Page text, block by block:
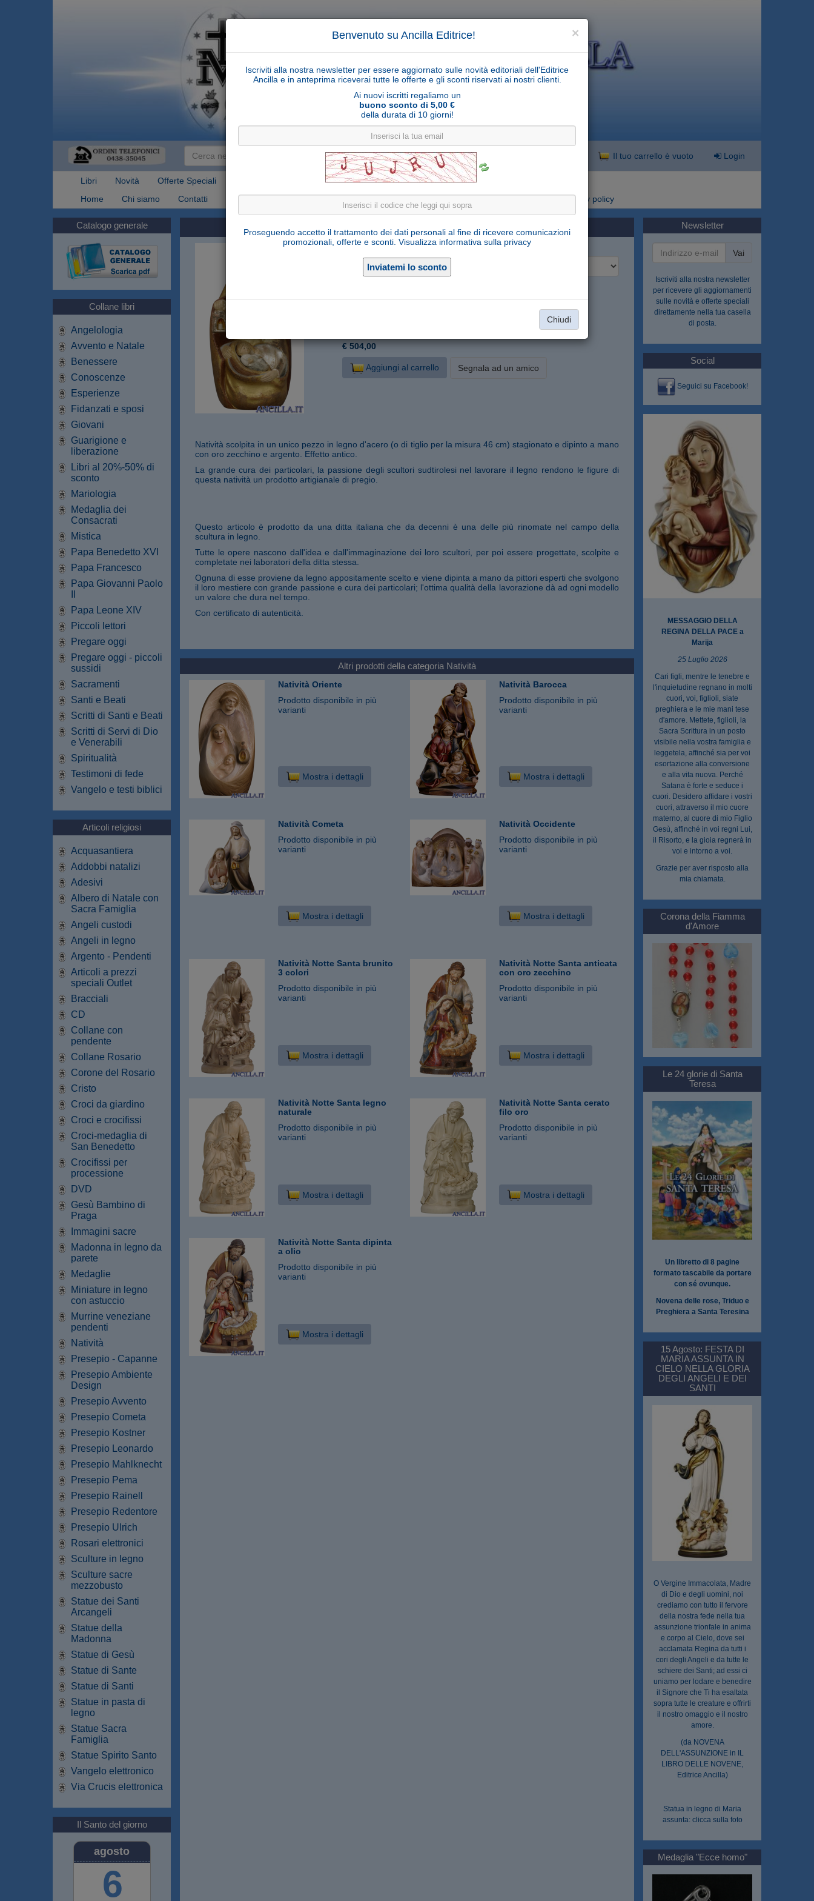
×
Benvenuto su Ancilla Editrice!
Iscriviti alla nostra newsletter per essere aggiornato sulle novità editoriali dell'Editrice
Ancilla e in anteprima riceverai tutte le offerte e gli sconti riservati ai nostri clienti.
Ai nuovi iscritti regaliamo un
buono sconto di 5,00 €
della durata di 10 giorni!
Proseguendo accetto il trattamento dei dati personali al fine di ricevere comunicazioni
promozionali, offerte e sconti. Visualizza informativa sulla privacy
Chiudi
Cerca Il tuo carrello è vuoto Login
Libri Novità Offerte Speciali Collane libri
Articoli religiosi
Home
Chi siamo Contatti Spedizioni Privacy policy
Catalogo generale
Collane libri
Angelologia
Avvento e Natale
Benessere
Conoscenze
Esperienze
Fidanzati e sposi
Giovani
Guarigione e
liberazione
Libri al 20%-50% di
sconto
Mariologia
Medaglia dei
Consacrati
Mistica
Papa Benedetto XVI
Papa Francesco
Papa Giovanni Paolo
Papa Leone XIV
Piccoli lettori
Pregare oggi
Pregare oggi - piccoli
sussidi
Sacramenti
Santi e Beati
Scritti di Santi e Beati
Scritti di Servi di Dio
e Venerabili
Spiritualità
Testimoni di fede
Vangelo e testi biblici
Articoli religiosi
Acquasantiera
Addobbi natalizi
Adesivi
Albero di Natale con
Sacra Famiglia
Angeli custodi
Angeli in legno
Argento - Pendenti
Articoli a prezzi
speciali Outlet
Bracciali
CD
Collane con
pendente
Collane Rosario
Corone del Rosario
Cristo
Croci da giardino
Croci e crocifissi
Croci-medaglia di
San Benedetto
Crocifissi per
processione
DVD
Gesù Bambino di
Praga
Immagini sacre
Madonna in legno da
parete
Medaglie
Miniature in legno
con astuccio
Murrine veneziane
pendenti
Natività
Presepio - Capanne
Presepio Ambiente
Design
Presepio Avvento
Presepio Cometa
Presepio Kostner
Presepio Leonardo
Presepio Mahlknecht
Presepio Pema
Presepio Rainell
Presepio Redentore
Presepio Ulrich
Rosari elettronici
Sculture in legno
Sculture sacre
mezzobusto
Statue dei Santi
Arcangeli
Statue della
Madonna
Statue di Gesù
Statue di Sante
Statue di Santi
Statue in pasta di
legno
Statue Sacra
Famiglia
Statue Spirito Santo
Vangelo elettronico
Via Crucis elettronica
Il Santo del giorno
agosto
6
Natività Pema blocco oro zecchino e argento
Seleziona una variante
24 cm
€ 504,00
Aggiungi al carrello Segnala ad un amico
Natività scolpita in un unico pezzo in legno d'acero (o di tiglio per la misura 46 cm) stagionato e dipinto a mano
con oro zecchino e argento. Effetto antico.
La grande cura dei particolari, la passione degli scultori sudtirolesi nel lavorare il legno rendono le figure di
questa natività un prodotto artigianale di pregio.
Questo articolo è prodotto da una ditta italiana che da decenni è una delle più rinomate nel campo della
scultura in legno.
Tutte le opere nascono dall'idea e dall'immaginazione dei loro scultori, per poi essere progettate, scolpite e
completate nei laboratori della ditta stessa.
Ognuna di esse proviene da legno appositamente scelto e viene dipinta a mano da pittori esperti che svolgono
il loro mestiere con grande passione e cura dei particolari; l'ottima qualità della lavorazione dà ad ogni modello
un valore che dura nel tempo.
Con certificato di autenticità.
Altri prodotti della categoria Natività
Natività Oriente
Prodotto disponibile in più
varianti
Mostra i dettagli
Natività Barocca
Prodotto disponibile in più
varianti
Mostra i dettagli
Natività Cometa
Prodotto disponibile in più
varianti
Mostra i dettagli
Natività Occidente
Prodotto disponibile in più
varianti
Mostra i dettagli
Natività Notte Santa brunito
3 colori
Prodotto disponibile in più
varianti
Mostra i dettagli
Natività Notte Santa anticata
con oro zecchino
Prodotto disponibile in più
varianti
Mostra i dettagli
Natività Notte Santa legno
naturale
Prodotto disponibile in più
varianti
Mostra i dettagli
Natività Notte Santa cerato
filo oro
Prodotto disponibile in più
varianti
Mostra i dettagli
Natività Notte Santa dipinta
a olio
Prodotto disponibile in più
varianti
Mostra i dettagli
Newsletter
Vai
Iscriviti alla nostra newsletter
per ricevere gli aggiornamenti
sulle novità e offerte speciali
direttamente nella tua casella
di posta.
Social
Seguici su Facebook!
MESSAGGIO DELLA
REGINA DELLA PACE a
Marija
25 Luglio 2026
Cari figli, mentre le tenebre e
l'inquietudine regnano in molti
cuori, voi, figlioli, siate
preghiera e le mie mani tese
d'amore. Mettete, figlioli, la
Sacra Scrittura in un posto
visibile nella vostra famiglia e
leggetela, affinché sia per voi
esortazione alla conversione
e alla vita nuova. Perché
Satana è forte e seduce i
cuori. Desidero affidare i vostri
cuori, attraverso il mio cuore
materno, al cuore di mio Figlio
Gesù, affinché in voi regni Lui,
il Risorto, e la gioia regnerà in
voi e intorno a voi.
Grazie per aver risposto alla
mia chiamata.
Corona della Fiamma
d'Amore
Le 24 glorie di Santa
Teresa
Un libretto di 8 pagine
formato tascabile da portare
con sé ovunque.
Novena delle rose, Triduo e
Preghiera a Santa Teresina
15 Agosto: FESTA DI
MARIA ASSUNTA IN
CIELO NELLA GLORIA
DEGLI ANGELI E DEI
SANTI
O Vergine Immacolata, Madre
di Dio e degli uomini, noi
crediamo con tutto il fervore
della nostra fede nella tua
assunzione trionfale in anima
e corpo al Cielo, dove sei
acclamata Regina da tutti i
cori degli Angeli e da tutte le
schiere dei Santi; ad essi ci
uniamo per lodare e benedire
il Signore che Ti ha esaltata
sopra tutte le creature e offrirti
il nostro omaggio e il nostro
amore.
(da NOVENA
DELL'ASSUNZIONE in IL
LIBRO DELLE NOVENE,
Editrice Ancilla)
Statua in legno di Maria
assunta: clicca sulla foto
Medaglia "Ecce homo"